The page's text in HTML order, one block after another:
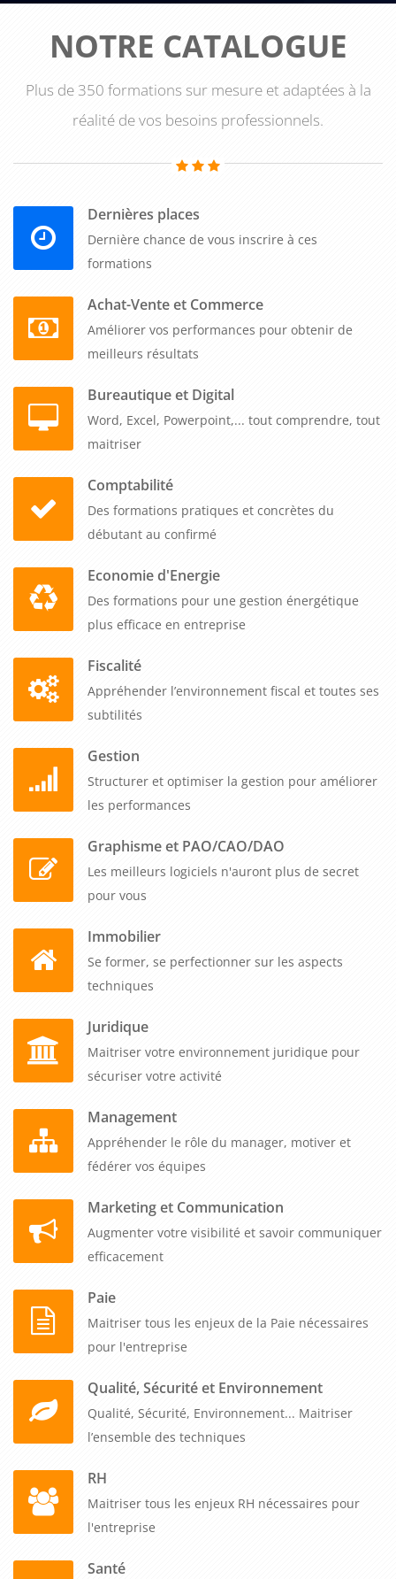
impôts applicables, mais également de découvrir les
serez en mesure d'optimiser votre fiscalité en fonction de vos
objectifs patrimoniaux.
NOTRE CATALOGUE
Plus de 350 formations sur mesure et adaptées à la
réalité de vos besoins professionnels.
Dernières places
Dernière chance de vous inscrire à ces
formations
Achat-Vente et Commerce
Améliorer vos performances pour obtenir de
meilleurs résultats
Bureautique et Digital
Word, Excel, Powerpoint,... tout comprendre, tout
maitriser
Comptabilité
Des formations pratiques et concrètes du
débutant au confirmé
Economie d'Energie
Des formations pour une gestion énergétique
plus efficace en entreprise
Fiscalité
Appréhender l’environnement fiscal et toutes ses
subtilités
Gestion
Structurer et optimiser la gestion pour améliorer
les performances
Graphisme et PAO/CAO/DAO
Les meilleurs logiciels n'auront plus de secret
pour vous
Immobilier
Se former, se perfectionner sur les aspects
techniques
Juridique
Maitriser votre environnement juridique pour
sécuriser votre activité
Management
Appréhender le rôle du manager, motiver et
fédérer vos équipes
Marketing et Communication
Augmenter votre visibilité et savoir communiquer
efficacement
Paie
Maitriser tous les enjeux de la Paie nécessaires
pour l'entreprise
Qualité, Sécurité et Environnement
Qualité, Sécurité, Environnement... Maitriser
l’ensemble des techniques
RH
Maitriser tous les enjeux RH nécessaires pour
l'entreprise
Santé